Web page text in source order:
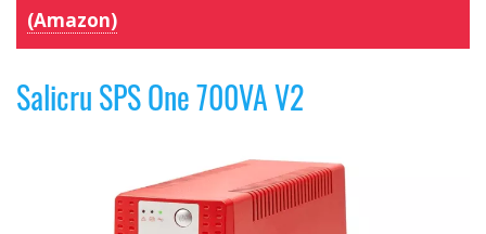
(Amazon)
Salicru SPS One 700VA V2